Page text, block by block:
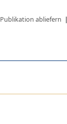
Publikation abliefern |